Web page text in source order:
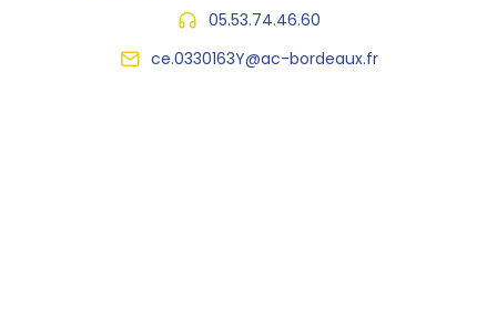
05.53.74.46.60
ce.0330163Y@ac-bordeaux.fr